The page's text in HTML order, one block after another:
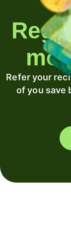
Refer your
of you save